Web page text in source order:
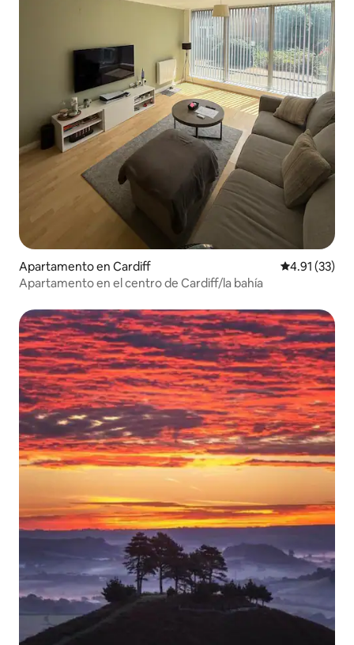
Apartamento en Cardiff Calificación
4.91 (33)
Apartamento en el centro de Cardiff/la bahía